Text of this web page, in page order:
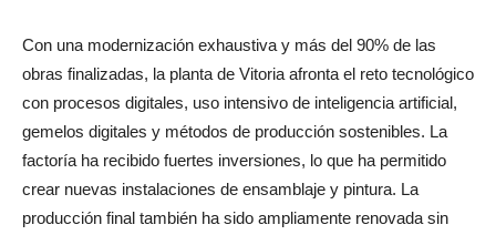
Con una modernización exhaustiva y más del 90% de las
obras finalizadas, la planta de Vitoria afronta el reto tecnológico
con procesos digitales, uso intensivo de inteligencia artificial,
gemelos digitales y métodos de producción sostenibles. La
factoría ha recibido fuertes inversiones, lo que ha permitido
crear nuevas instalaciones de ensamblaje y pintura. La
producción final también ha sido ampliamente renovada sin